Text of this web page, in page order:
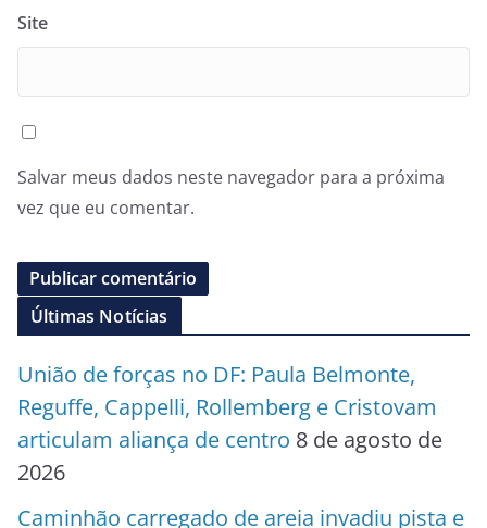
Site
Salvar meus dados neste navegador para a próxima
vez que eu comentar.
Últimas Notícias
União de forças no DF: Paula Belmonte,
Reguffe, Cappelli, Rollemberg e Cristovam
articulam aliança de centro 8 de agosto de
2026
Caminhão carregado de areia invadiu pista e